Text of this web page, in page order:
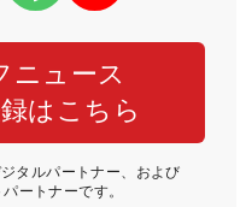
ニュース
はこちら
タルパートナー、および
ートナーです。